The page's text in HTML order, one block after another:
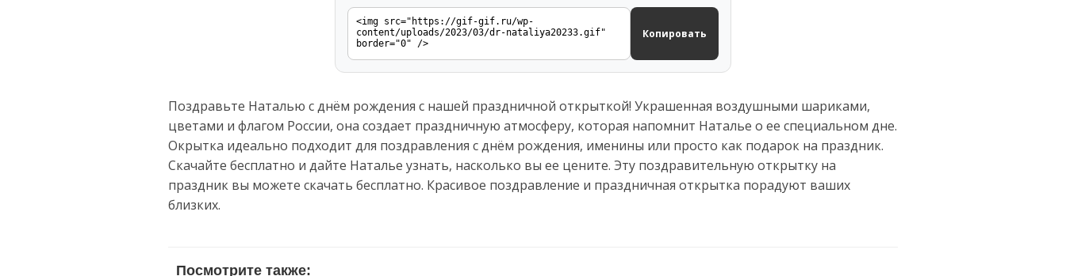
Копировать
Поздравьте Наталью с днём рождения с нашей праздничной открыткой! Украшенная воздушными шариками,
цветами и флагом России, она создает праздничную атмосферу, которая напомнит Наталье о ее специальном дне.
Окрытка идеально подходит для поздравления с днём рождения, именины или просто как подарок на праздник.
Скачайте бесплатно и дайте Наталье узнать, насколько вы ее цените. Эту поздравительную открытку на
праздник вы можете скачать бесплатно. Красивое поздравление и праздничная открытка порадуют ваших
близких.
Посмотрите также: